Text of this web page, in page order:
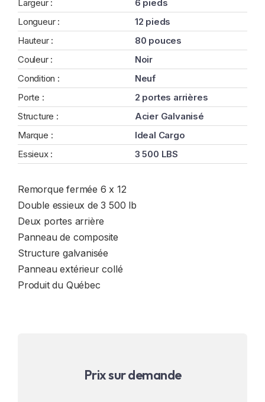
Largeur :
6 pieds
Longueur :
12 pieds
Hauteur :
80 pouces
Couleur :
Noir
Condition :
Neuf
Porte :
2 portes arrières
Structure :
Acier Galvanisé
Marque :
Ideal Cargo
Essieux :
3 500 LBS
Remorque fermée 6 x 12
Double essieux de 3 500 lb
Deux portes arrière
Panneau de composite
Structure galvanisée
Panneau extérieur collé
Produit du Québec
Prix sur demande